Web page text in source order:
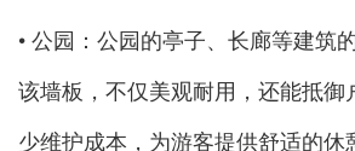
• 公园：公园的亭子、长廊等建筑
该墙板，不仅美观耐用，还能抵御
少维护成本，为游客提供舒适的休